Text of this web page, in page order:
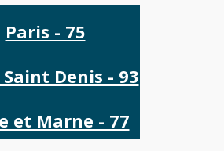
Paris - 75
Saint Denis - 93
et Marne - 77